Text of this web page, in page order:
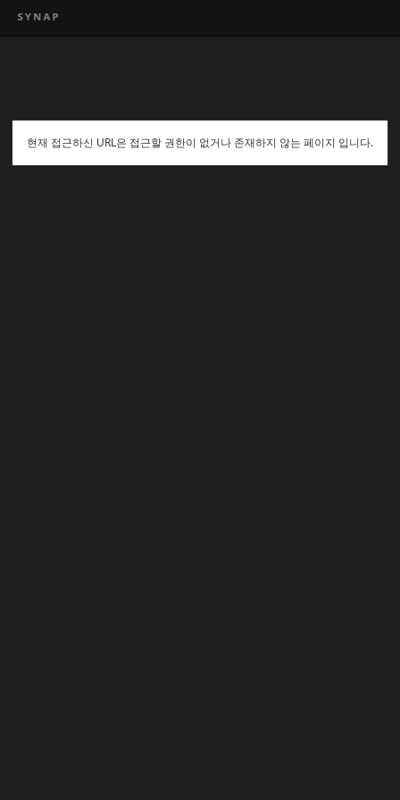
현재 접근하신 URL은 접근할 권한이 없거나 존재하지 않는 페이지 입니다.